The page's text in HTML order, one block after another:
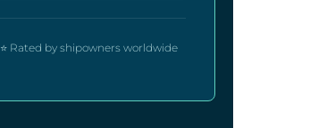
⭐ Rated by shipowners worldwide